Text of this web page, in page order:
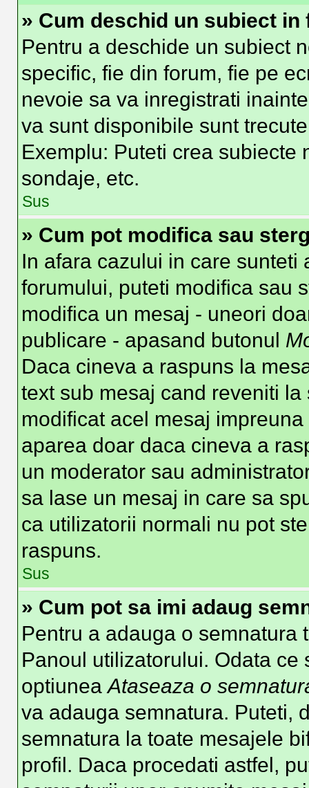
» Cum deschid un subiect in
Pentru a deschide un subiect
specific, fie din forum, fie pe
nevoie sa va inregistrati
va sunt disponibile sunt
Exemplu: Puteti crea subiecte
sondaje, etc.
Sus
» Cum pot modifica sau
In afara cazului in care
forumului, puteti modifica sau
modifica un mesaj - uneori
publicare - apasand butonul
Daca cineva a raspuns la
text sub mesaj cand reveniti
modificat acel mesaj
aparea doar daca cineva a
un moderator sau
sa lase un mesaj in care sa
ca utilizatorii normali nu pot
raspuns.
Sus
» Cum pot sa imi adaug
Pentru a adauga o semnatura
Panoul utilizatorului. Odata
optiuneaAtaseaza o
va adauga semnatura. Puteti,
semnatura la toate mesajele
profil. Daca procedati astfel,